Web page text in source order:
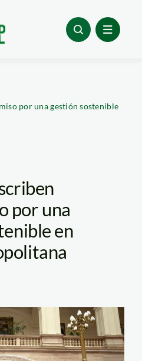
por una gestión sostenible
por una
en